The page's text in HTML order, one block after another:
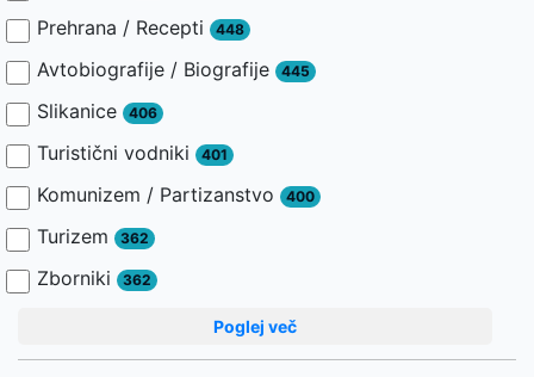
Prehrana / Recepti 448
Avtobiografije / Biografije 445
Slikanice 406
Turistični vodniki 401
Komunizem / Partizanstvo 400
Turizem 362
Zborniki 362
Poglej več